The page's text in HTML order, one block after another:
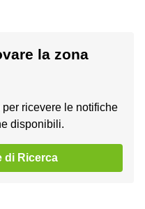
la zona
per ricevere le notifiche
disponibili.
di Ricerca